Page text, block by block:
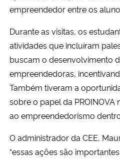
Secretaria-Geral
Secretaria de Governo
Gabinete de Segurança Institucional
Banco Central do Brasil
empreendedor entre os
Durante as visitas, os
atividades que incluíram
buscam o desenvolvimento
empreendedoras,
Também tiveram a
sobre o papel da PROINOVA
ao empreendedorismo
O administrador da CEE,
“essas ações são